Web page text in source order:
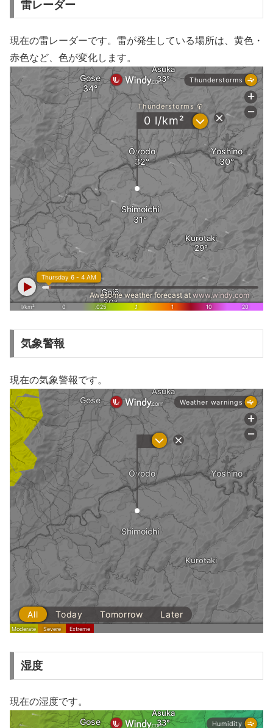
雷レーダー
現在の雷レーダーです。雷が発生している場所は、黄色・
赤色など、色が変化します。
気象警報
現在の気象警報です。
湿度
現在の湿度です。